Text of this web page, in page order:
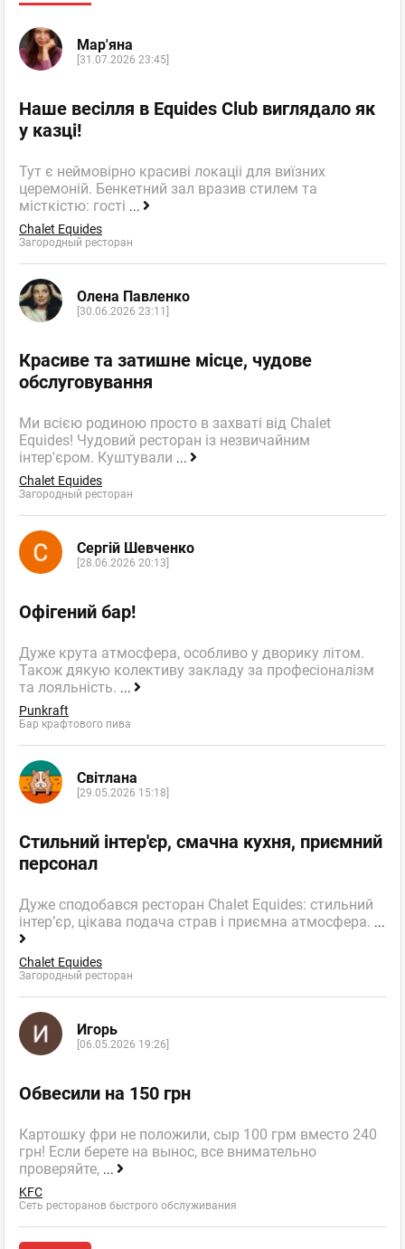
Мар'яна
[31.07.2026 23:45]
Наше весілля в Equides Club виглядало як
у казці!
Тут є неймовірно красиві локаціі для виїзних
церемоній. Бенкетний зал вразив стилем та
місткістю: гості ...
Chalet Equides
Загородный ресторан
Олена Павленко
[30.06.2026 23:11]
Красиве та затишне місце, чудове
обслуговування
Ми всією родиною просто в захваті від Chalet
Equides! Чудовий ресторан із незвичайним
інтер'єром. Куштували ...
Chalet Equides
Загородный ресторан
Сергій Шевченко
[28.06.2026 20:13]
Офігений бар!
Дуже крута атмосфера, особливо у дворику літом.
Також дякую колективу закладу за професіоналізм
та лояльність. ...
Punkraft
Бар крафтового пива
Світлана
[29.05.2026 15:18]
Стильний інтер'єр, смачна кухня, приємний
персонал
Дуже сподобався ресторан Chalet Equides: стильний
інтер’єр, цікава подача страв і приємна атмосфера. ...
Chalet Equides
Загородный ресторан
Игорь
[06.05.2026 19:26]
Обвесили на 150 грн
Картошку фри не положили, сыр 100 грм вместо 240
грн! Если берете на вынос, все внимательно
проверяйте, ...
KFC
Сеть ресторанов быстрого обслуживания